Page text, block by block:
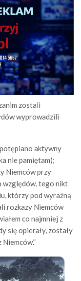
zostali
wyprowadzili
aktywny
nie pamiętam);
Niemców przy
względów, tego nikt
którzy pod wyraźną
rozkazy Niemców
co najmniej z
się opierały, zostały